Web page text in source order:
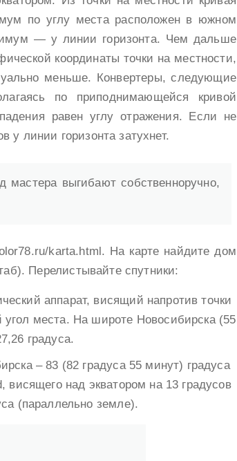
по углу места расположен в южном
— у линии горизонта. Чем дальше
координаты точки на местности,
меньше. Конвертеры, следующие
по приподнимающейся кривой
равен углу отражения. Если не
у линии горизонта затухнет.
мастера выгибают собственноручно,
karta.html. На карте найдите дом
Перелистывайте спутники:
аппарат, висящий напротив точки
места. На широте Новосибирска (55
градуса.
– 83 (82 градуса 55 минут) градуса
висящего над экватором на 13 градусов
(параллельно земле).